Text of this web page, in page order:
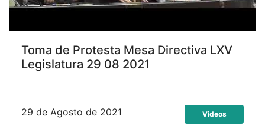
Toma de Protesta Mesa Directiva LXV
Legislatura 29 08 2021
29 de Agosto de 2021 Videos